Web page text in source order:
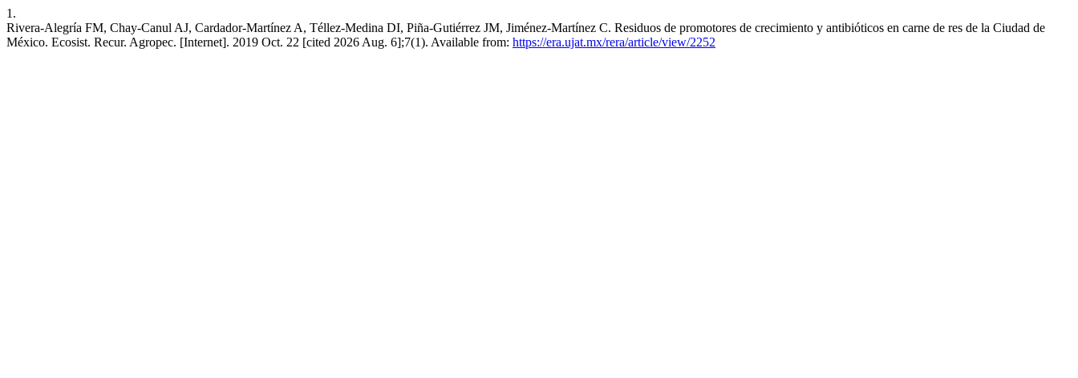
1.
Rivera-Alegría FM, Chay-Canul AJ, Cardador-Martínez A, Téllez-Medina DI, Piña-Gutiérrez JM, Jiménez-Martínez C. Residuos de promotores de crecimiento y antibióticos en carne de res de la Ciudad de
México. Ecosist. Recur. Agropec. [Internet]. 2019 Oct. 22 [cited 2026 Aug. 6];7(1). Available from: https://era.ujat.mx/rera/article/view/2252